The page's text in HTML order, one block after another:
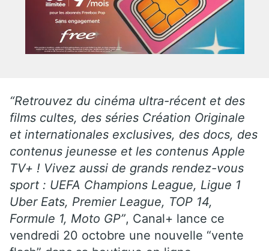
“Retrouvez du cinéma ultra-récent et des
films cultes, des séries Création Originale
et internationales exclusives, des docs, des
contenus jeunesse et les contenus Apple
TV+ ! Vivez aussi de grands rendez-vous
sport : UEFA Champions League, Ligue 1
Uber Eats, Premier League, TOP 14,
Formule 1, Moto GP”, Canal+ lance ce
vendredi 20 octobre une nouvelle “vente